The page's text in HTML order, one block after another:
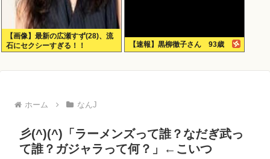
【画像】最新の広瀬すず(28)、流
石にセクシーすぎる！！
【速報】黒柳徹子さん 93歳
ホーム なんJ
彡(^)(^)「ラーメンズって誰？なだぎ武っ
て誰？ガジャラって何？」←こいつ